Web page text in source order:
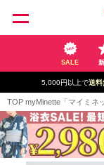
SALE
5,000円以上で送料
TOP myMinette「マイミネ